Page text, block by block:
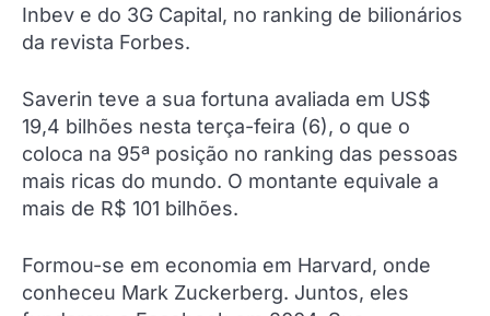
Inbev e do 3G Capital, no ranking de bilionários
da revista Forbes.
Saverin teve a sua fortuna avaliada em US$
19,4 bilhões nesta terça-feira (6), o que o
coloca na 95ª posição no ranking das pessoas
mais ricas do mundo. O montante equivale a
mais de R$ 101 bilhões.
Formou-se em economia em Harvard, onde
conheceu Mark Zuckerberg. Juntos, eles